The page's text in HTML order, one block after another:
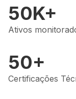
50K+
Ativos
50+
Certificações